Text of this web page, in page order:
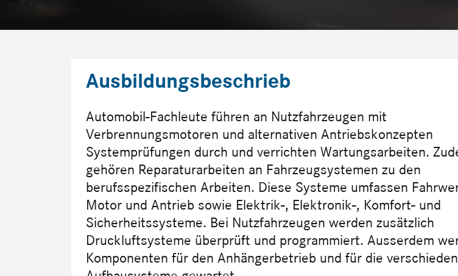
Ausbildungsbeschrieb
Automobil-Fachleute führen an Nutzfahrzeugen mit
Verbrennungsmotoren und alternativen Antriebskonzepten
Systemprüfungen durch und verrichten Wartungsarbeiten.
gehören Reparaturarbeiten an Fahrzeugsystemen zu den
berufsspezifischen Arbeiten. Diese Systeme umfassen
Motor und Antrieb sowie Elektrik-, Elektronik-, Komfort- und
Sicherheitssysteme. Bei Nutzfahrzeugen werden zusätzlich
Druckluftsysteme überprüft und programmiert. Ausserdem
Komponenten für den Anhängerbetrieb und für die